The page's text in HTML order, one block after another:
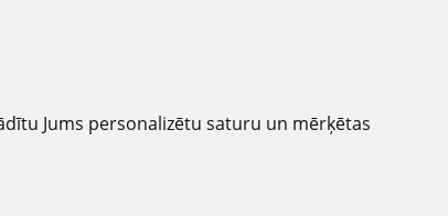
Jums personalizētu saturu un mērķētas